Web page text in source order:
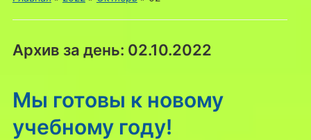
Архив за день: 02.10.2022
Мы готовы к новому
учебному году!